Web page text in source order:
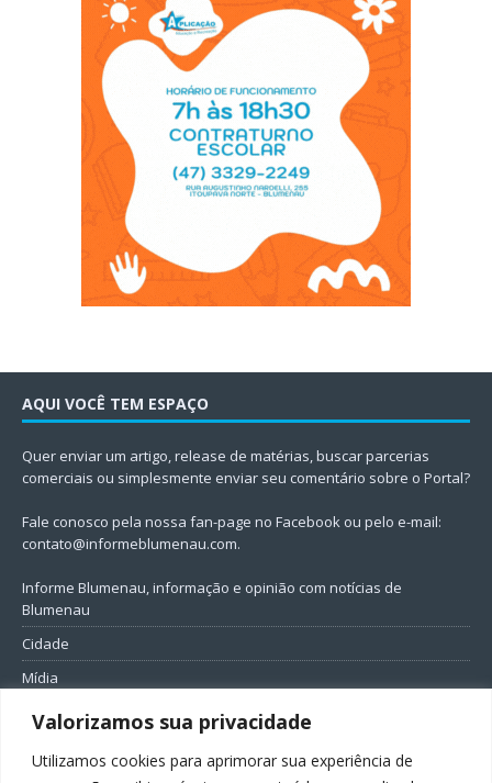
Valorizamos sua privacidade
Utilizamos cookies para aprimorar sua experiência de
AQUI VOCÊ TEM ESPAÇO
Quer enviar um artigo, release de matérias, buscar parcerias
comerciais ou simplesmente enviar seu comentário sobre o Portal?
Fale conosco pela nossa fan-page no Facebook ou pelo e-mail:
contato@informeblumenau.com.
Informe Blumenau, informação e opinião com notícias de
Blumenau
Cidade
Mídia
Entretenimento